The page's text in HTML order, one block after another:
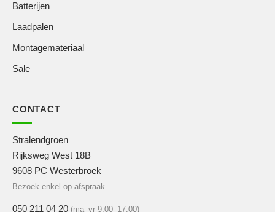
Batterijen
Laadpalen
Montagemateriaal
Sale
CONTACT
Stralendgroen
Rijksweg West 18B
9608 PC Westerbroek
Bezoek enkel op afspraak
050 211 04 20 (ma–vr 9.00–17.00)